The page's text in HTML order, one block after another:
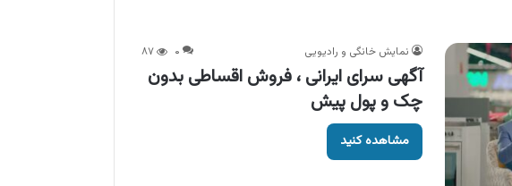
نمایش خانگی و رادیویی ۰ ۸۷
آگهی سرای ایرانی ، فروش اقساطی بدون
چک و پول پیش
مشاهده کنید